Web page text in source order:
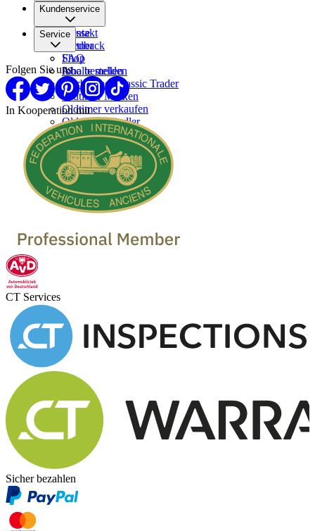
Über uns
Karriere
Presse
Partner
Kundenservice
Kontakt
Feedback
FAQ
Inhalte melden
Service
Shop
Abo bestellen
Werben bei Classic Trader
Oldtimer Marken
Oldtimer verkaufen
Oldtimer Händler
Folgen Sie uns
In Kooperation mit
CT Services
Sicher bezahlen